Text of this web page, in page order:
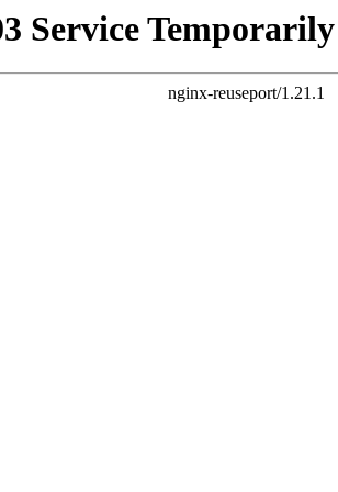
Service
nginx-reuseport/1.21.1